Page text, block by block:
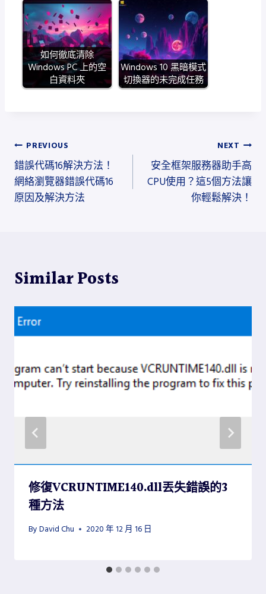
如何徹底清除
Windows PC 上的空
白資料夾
Windows 10 黑暗模式
切換器的未完成任務
文
章
導
PREVIOUS
錯誤代碼16解決方法！
網絡瀏覽器錯誤代碼16
原因及解決方法
NEXT
安全框架服務器助手高
CPU使用？這5個方法讓
你輕鬆解決！
Similar Posts
修復VCRUNTIME140.dll丟失錯誤的3
種方法
By David Chu 2020 年 12 月 16 日